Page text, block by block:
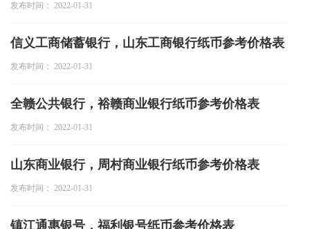
发布时间： 2022-01-31
信义工商储蓄银行，山东工商银行纸币参考价格表
发布时间： 2022-01-31
全赣公共银行，裕赣商业银行纸币参考价格表
发布时间： 2022-01-31
山东商业银行，周村商业银行纸币参考价格表
发布时间： 2022-01-31
镇江通惠银号，福利银号纸币参考价格表